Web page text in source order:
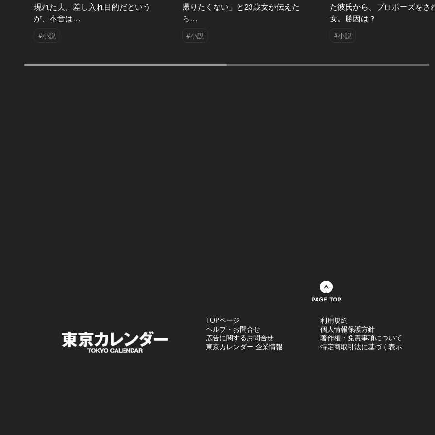
現れた夫。差し入れ目的だという
が、本音は…
#小説
帰りたくない」と23歳女が伝えた
ら…
#小説
た彼氏から、プロポーズをさ
女。勝因は？
#小説
TOPページ
ヘルプ・お問合せ
広告に関するお問合せ
東京カレンダー 企業情報
利用規約
個人情報保護方針
著作権・免責事項について
特定商取引法に基づく表示